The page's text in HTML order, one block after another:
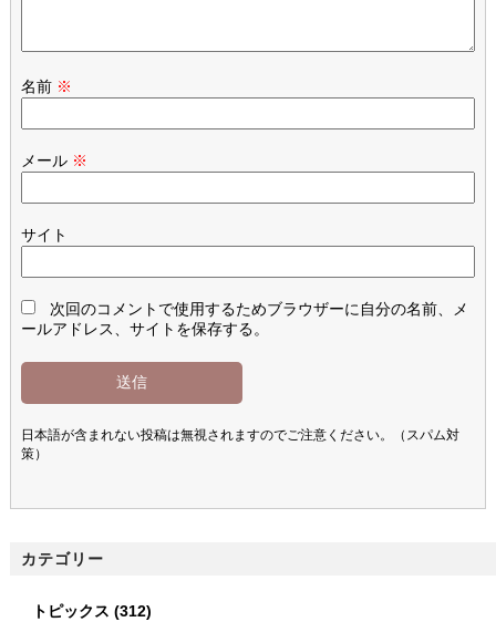
名前 ※
メール ※
サイト
次回のコメントで使用するためブラウザーに自分の名前、メ
ールアドレス、サイトを保存する。
日本語が含まれない投稿は無視されますのでご注意ください。（スパム対
策）
カテゴリー
トピックス (312)